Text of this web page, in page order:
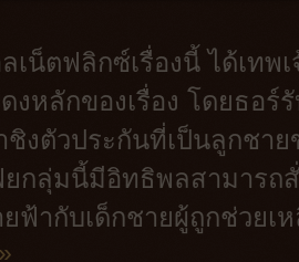
เน็ตฟลิกซ์เรื่องนี้ ได้เทพ
งหลักของเรื่อง โดยธอร์
ชิงตัวประกันที่เป็นลูกชา
ยกลุ่มนี้มีอิทธิพลสามารถ
ยฟ้ากับเด็กชายผู้ถูกช่วยเ